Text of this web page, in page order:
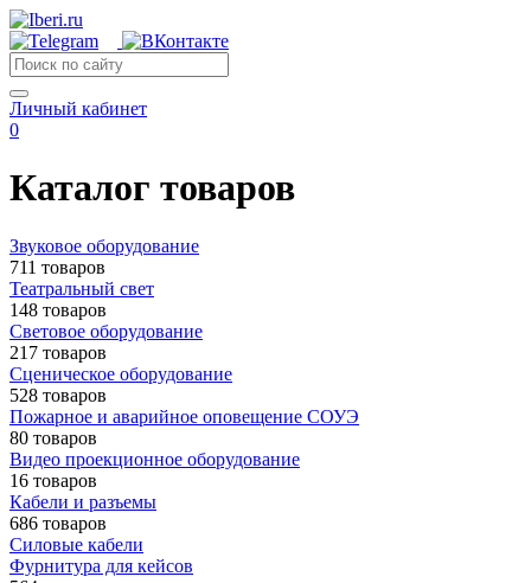
Личный кабинет
0
Каталог товаров
Звуковое оборудование
711 товаров
Театральный свет
148 товаров
Световое оборудование
217 товаров
Сценическое оборудование
528 товаров
Пожарное и аварийное оповещение СОУЭ
80 товаров
Видео проекционное оборудование
16 товаров
Кабели и разъемы
686 товаров
Силовые кабели
Фурнитура для кейсов